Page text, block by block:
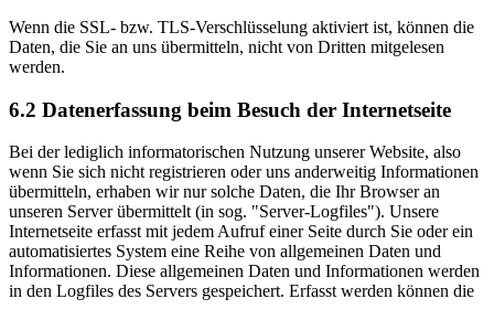
Wenn die SSL- bzw. TLS-Verschlüsselung aktiviert ist, können die
Daten, die Sie an uns übermitteln, nicht von Dritten mitgelesen
werden.
6.2 Datenerfassung beim Besuch der Internetseite
Bei der lediglich informatorischen Nutzung unserer Website, also
wenn Sie sich nicht registrieren oder uns anderweitig Informationen
übermitteln, erhaben wir nur solche Daten, die Ihr Browser an
unseren Server übermittelt (in sog. "Server-Logfiles"). Unsere
Internetseite erfasst mit jedem Aufruf einer Seite durch Sie oder ein
automatisiertes System eine Reihe von allgemeinen Daten und
Informationen. Diese allgemeinen Daten und Informationen werden
in den Logfiles des Servers gespeichert. Erfasst werden können die